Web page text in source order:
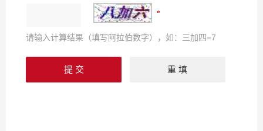
请输入计算结果（填写阿拉伯数字），如：三加四=7